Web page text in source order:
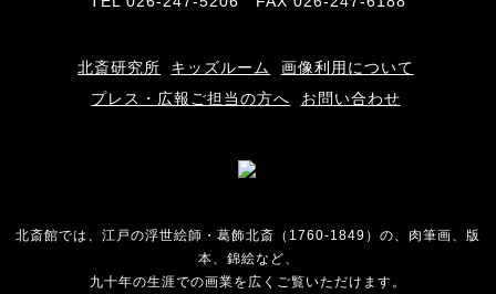
北斎研究所 キッズルーム
画像利用について
プレス・広報ご担当の方へ
お問い合わせ
北斎館では、江戸の浮世絵師・葛飾北斎（1760-1849）の、肉筆画、版
本、錦絵など、
九十年の生涯での画業を広くご覧いただけます。